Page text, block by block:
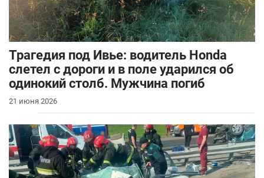
Трагедия под Ивье: водитель Honda
слетел с дороги и в поле ударился об
одинокий столб. Мужчина погиб
21 июня 2026